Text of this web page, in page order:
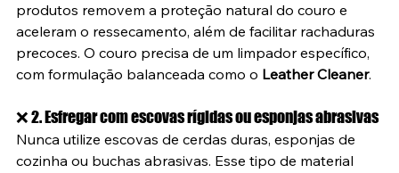
produtos removem a proteção natural do couro e
aceleram o ressecamento, além de facilitar rachaduras
precoces. O couro precisa de um limpador específico,
com formulação balanceada como o Leather Cleaner.
❌ 2. Esfregar com escovas rígidas ou esponjas abrasivas
Nunca utilize escovas de cerdas duras, esponjas de
cozinha ou buchas abrasivas. Esse tipo de material